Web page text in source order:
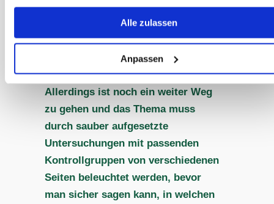
Alle zulassen
Anpassen
endlich einmal genauere
Untersuchungen zu den Auswirkungen
der Bierhefefütterung auf die
Gesundheit des Pferdes durchgeführt
werden.
Allerdings ist noch ein weiter Weg
zu gehen und das Thema muss
durch sauber aufgesetzte
Untersuchungen mit passenden
Kontrollgruppen von verschiedenen
Seiten beleuchtet werden, bevor
man sicher sagen kann, in welchen